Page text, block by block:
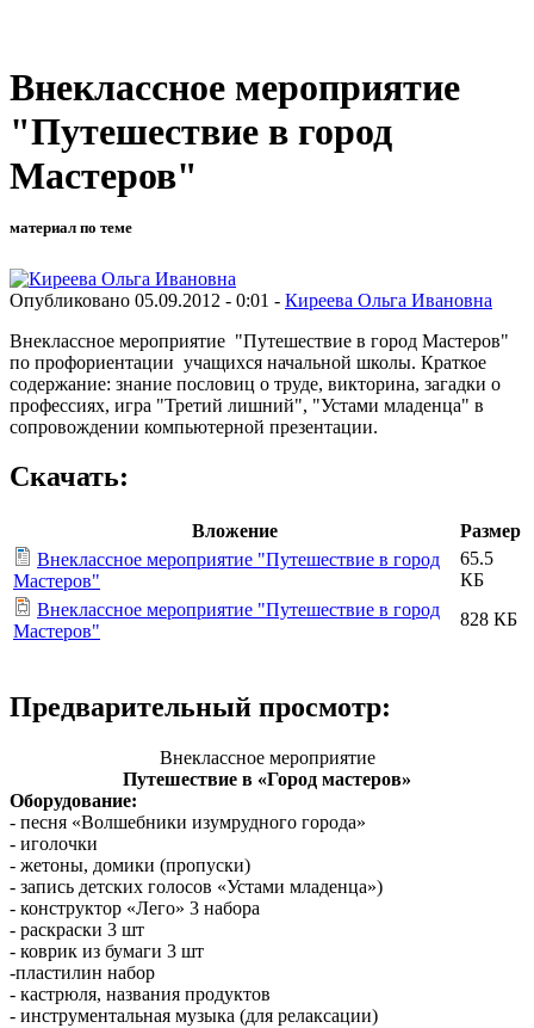
Внеклассное мероприятие
"Путешествие в город
Мастеров"
материал по теме
Опубликовано 05.09.2012 - 0:01 - Киреева Ольга Ивановна
Внеклассное мероприятие "Путешествие в город Мастеров"
по профориентации учащихся начальной школы. Краткое
содержание: знание пословиц о труде, викторина, загадки о
профессиях, игра "Третий лишний", "Устами младенца" в
сопровождении компьютерной презентации.
Скачать:
Вложение
Размер
Внеклассное мероприятие "Путешествие в город
Мастеров"
65.5
КБ
Внеклассное мероприятие "Путешествие в город
Мастеров"
828 КБ
Предварительный просмотр:
Внеклассное мероприятие
Путешествие в «Город мастеров»
Оборудование:
- песня «Волшебники изумрудного города»
- иголочки
- жетоны, домики (пропуски)
- запись детских голосов «Устами младенца»)
- конструктор «Лего» 3 набора
- раскраски 3 шт
- коврик из бумаги 3 шт
-пластилин набор
- кастрюля, названия продуктов
- инструментальная музыка (для релаксации)